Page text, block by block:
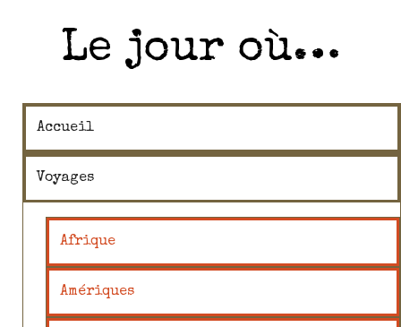
Le jour où…
Accueil
Voyages
Afrique
Amériques